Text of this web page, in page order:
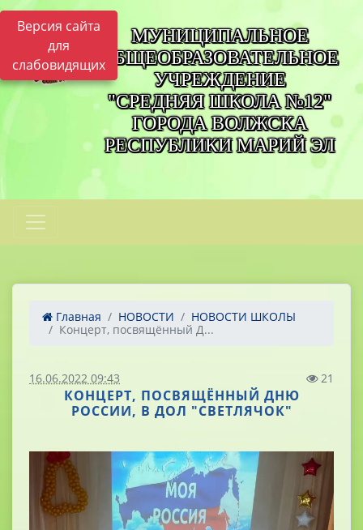
Версия сайта
для
слабовидящих
МУНИЦИПАЛЬНОЕ
ОБЩЕОБРАЗОВАТЕЛЬНОЕ
УЧРЕЖДЕНИЕ
"СРЕДНЯЯ ШКОЛА №12"
ГОРОДА ВОЛЖСКА
РЕСПУБЛИКИ МАРИЙ ЭЛ
Главная НОВОСТИ
НОВОСТИ ШКОЛЫ
Концерт, посвящённый Д...
16.06.2022 09:43 21
КОНЦЕРТ, ПОСВЯЩЁННЫЙ ДНЮ
РОССИИ, В ДОЛ "СВЕТЛЯЧОК"